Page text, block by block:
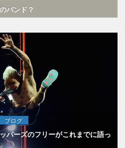
バンド？
ブログ
パーズのフリーがこれまでに語っ